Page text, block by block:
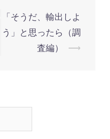
「そうだ、輸出しよ
う」と思ったら（調
査編）
⟶